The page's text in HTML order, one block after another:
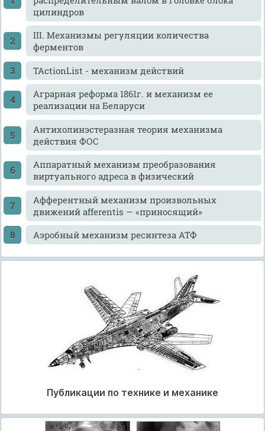
цилиндров
III. Механизмы регуляции количества
ферментов
TActionList - механизм действий
Аграрная реформа 1861г. и механизм ее
реализации на Беларуси
Антихолинэстеразная теория механизма
действия ФОС
Аппаратный механизм преобразования
виртуального адреса в физический
Афферентный механизм произвольных
движений afferentis — «приносящий»
Аэробный механизм ресинтеза АТФ
Публикации по технике и механике